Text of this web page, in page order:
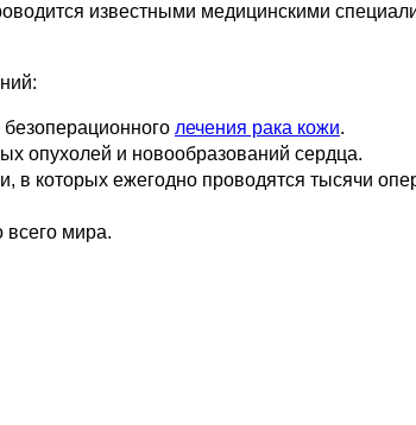
известными медицинскими
:
лечения рака кожи.
опухолей и новообразований сердца.
в которых ежегодно проводятся тысячи
всего мира.